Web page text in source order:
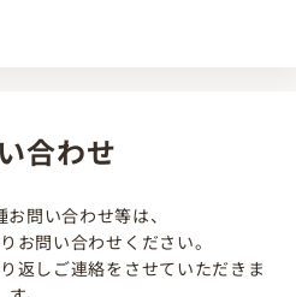
合わせ
問い合わせ等は、
お問い合わせください。
返しご連絡をさせていただきま